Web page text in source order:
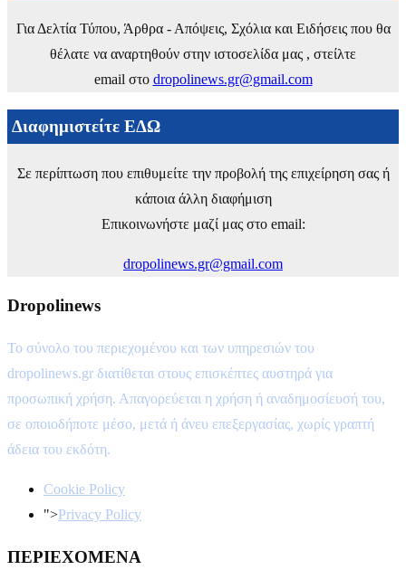
Για Δελτία Τύπου, Άρθρα - Απόψεις, Σχόλια και Ειδήσεις που θα
θέλατε να αναρτηθούν στην ιστοσελίδα μας , στείλτε
email στο dropolinews.gr@gmail.com
Διαφημιστείτε ΕΔΩ
Σε περίπτωση που επιθυμείτε την προβολή της επιχείρηση σας ή
κάποια άλλη διαφήμιση
Επικοινωνήστε μαζί μας στο email:
dropolinews.gr@gmail.com
Dropolinews
Το σύνολο του περιεχομένου και των υπηρεσιών του
dropolinews.gr διατίθεται στους επισκέπτες αυστηρά για
προσωπική χρήση. Απαγορεύεται η χρήση ή αναδημοσίευσή του,
σε οποιοδήποτε μέσο, μετά ή άνευ επεξεργασίας, χωρίς γραπτή
άδεια του εκδότη.
Cookie Policy
">Privacy Policy
ΠΕΡΙΕΧΟΜΕΝΑ